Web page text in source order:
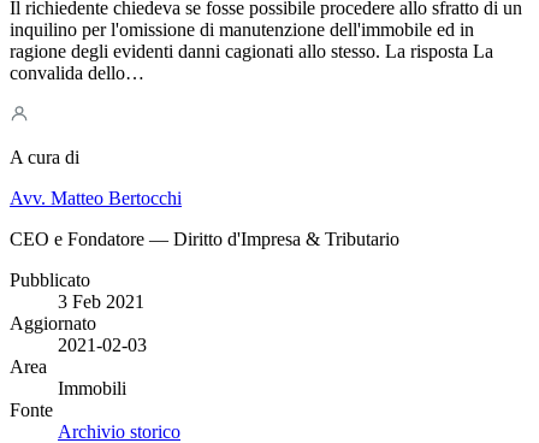
Il richiedente chiedeva se fosse possibile procedere allo sfratto di un
inquilino per l'omissione di manutenzione dell'immobile ed in
ragione degli evidenti danni cagionati allo stesso. La risposta La
convalida dello…
A cura di
Avv. Matteo Bertocchi
CEO e Fondatore — Diritto d'Impresa & Tributario
Pubblicato
3 Feb 2021
Aggiornato
2021-02-03
Area
Immobili
Fonte
Archivio storico